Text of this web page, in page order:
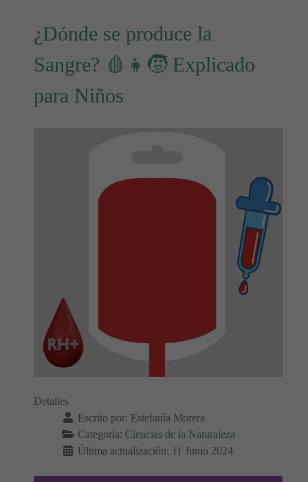
¿Dónde se produce la
Sangre? 🩸👧🧒 Explicado
para Niños
Detalles
Escrito por: Estefanía Morera
Categoría: Ciencias de la Naturaleza
Última actualización: 11 Junio 2024